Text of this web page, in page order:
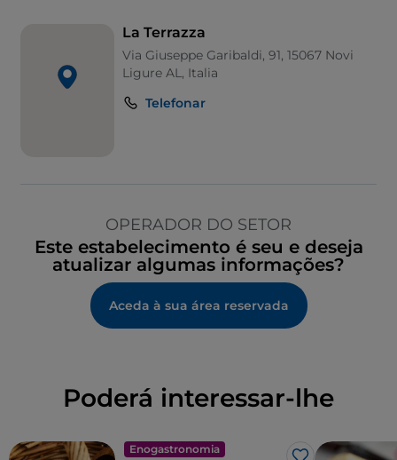
La Terrazza
Via Giuseppe Garibaldi, 91, 15067 Novi
Ligure AL, Italia
Telefonar
OPERADOR DO SETOR
Este estabelecimento é seu e deseja
atualizar algumas informações?
Aceda à sua área reservada
Poderá interessar-lhe
Enogastronomia